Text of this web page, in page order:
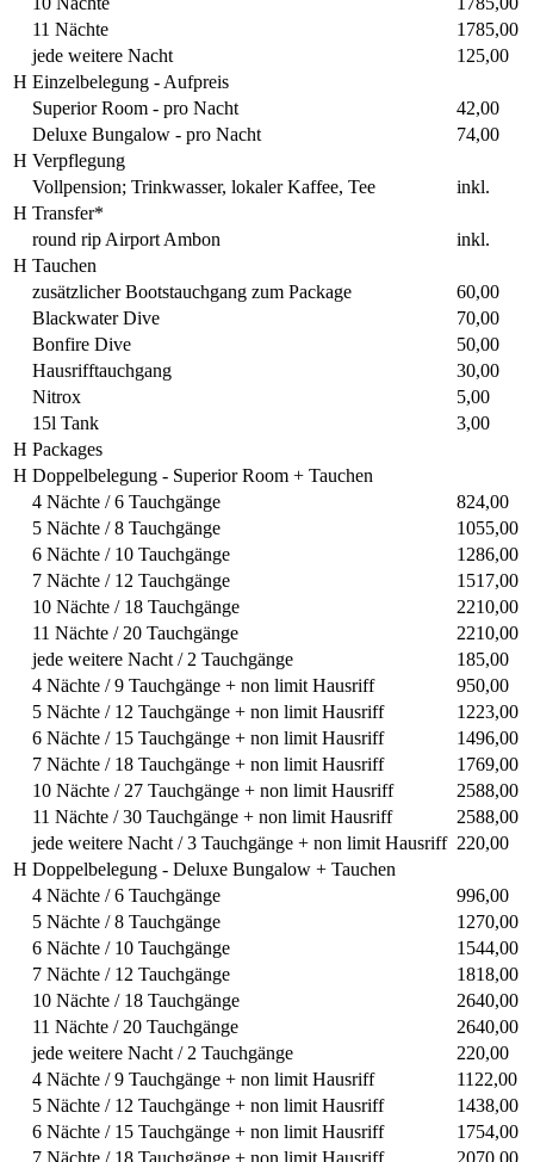
11 Nächte
1785,00
jede weitere Nacht
125,00
H Einzelbelegung - Aufpreis
Superior Room - pro Nacht
42,00
Deluxe Bungalow - pro Nacht
74,00
H Verpflegung
Vollpension; Trinkwasser, lokaler Kaffee, Tee
inkl.
H Transfer*
round rip Airport Ambon
inkl.
H Tauchen
zusätzlicher Bootstauchgang zum Package
60,00
Blackwater Dive
70,00
Bonfire Dive
50,00
Hausrifftauchgang
30,00
Nitrox
5,00
15l Tank
3,00
H Packages
H Doppelbelegung - Superior Room + Tauchen
4 Nächte / 6 Tauchgänge
824,00
5 Nächte / 8 Tauchgänge
1055,00
6 Nächte / 10 Tauchgänge
1286,00
7 Nächte / 12 Tauchgänge
1517,00
10 Nächte / 18 Tauchgänge
2210,00
11 Nächte / 20 Tauchgänge
2210,00
jede weitere Nacht / 2 Tauchgänge
185,00
4 Nächte / 9 Tauchgänge + non limit Hausriff
950,00
5 Nächte / 12 Tauchgänge + non limit Hausriff
1223,00
6 Nächte / 15 Tauchgänge + non limit Hausriff
1496,00
7 Nächte / 18 Tauchgänge + non limit Hausriff
1769,00
10 Nächte / 27 Tauchgänge + non limit Hausriff
2588,00
11 Nächte / 30 Tauchgänge + non limit Hausriff
2588,00
jede weitere Nacht / 3 Tauchgänge + non limit Hausriff 220,00
H Doppelbelegung - Deluxe Bungalow + Tauchen
4 Nächte / 6 Tauchgänge
996,00
5 Nächte / 8 Tauchgänge
1270,00
6 Nächte / 10 Tauchgänge
1544,00
7 Nächte / 12 Tauchgänge
1818,00
10 Nächte / 18 Tauchgänge
2640,00
11 Nächte / 20 Tauchgänge
2640,00
jede weitere Nacht / 2 Tauchgänge
220,00
4 Nächte / 9 Tauchgänge + non limit Hausriff
1122,00
5 Nächte / 12 Tauchgänge + non limit Hausriff
1438,00
6 Nächte / 15 Tauchgänge + non limit Hausriff
1754,00
7 Nächte / 18 Tauchgänge + non limit Hausriff
2070,00